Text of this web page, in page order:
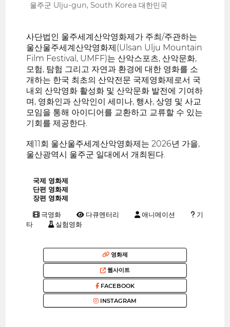
울주군 Ulju-gun, South Korea 대한민국
사단법인 울주세계산악영화제가 주최/주관하는
울산울주세계산악영화제(Ulsan Ulju Mountain
Film Festival, UMFF)는 산악스포츠, 산악문화,
모험, 탐험 그리고 자연과 환경에 대한 영화를 소
개하는 한국 최초의 산악전문 국제영화제로서 국
내외 산악영화 활성화 및 산악문화 발전에 기여하
며, 영화인과 산악인이 세미나, 행사, 상영 및 사교
모임을 통해 아이디어를 교환하고 교류할 수 있는
기회를 제공한다.
제11회 울산울주세계산악영화제는 2026년 가을,
울산광역시 울주군 일대에서 개최된다.
국제 영화제
단편 영화제
장편 영화제
극영화 다큐멘터리 애니메이션
기
타
실험영화
영화제
웹사이트
FACEBOOK
INSTAGRAM